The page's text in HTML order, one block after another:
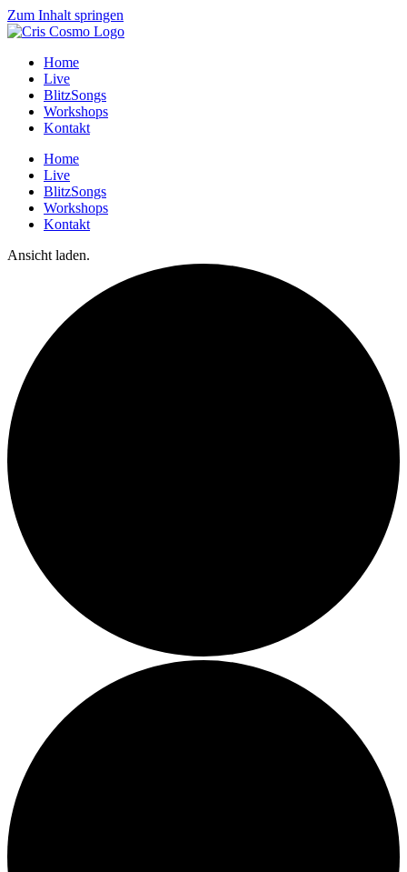
Zum Inhalt springen
Home
Live
BlitzSongs
Workshops
Kontakt
Home
Live
BlitzSongs
Workshops
Kontakt
Ansicht laden.